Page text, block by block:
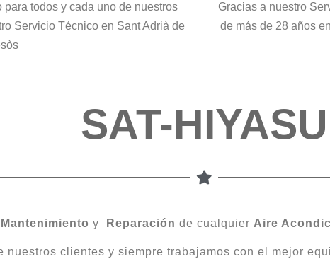
todos y cada uno de nuestros
Servicio Técnico en Sant Adrià de
Gracias a nuestro
de más de 28 años
SAT-HIYASU
Mantenimiento y Reparación de cualquier Aire
nuestros clientes y siempre trabajamos con el mejor